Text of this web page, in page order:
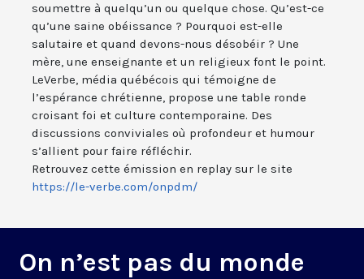
soumettre à quelqu’un ou quelque chose. Qu’est-ce
qu’une saine obéissance ? Pourquoi est-elle
salutaire et quand devons-nous désobéir ? Une
mère, une enseignante et un religieux font le point.
LeVerbe, média québécois qui témoigne de
l’espérance chrétienne, propose une table ronde
croisant foi et culture contemporaine. Des
discussions conviviales où profondeur et humour
s’allient pour faire réfléchir.
Retrouvez cette émission en replay sur le site
https://le-verbe.com/onpdm/
On n’est pas du monde